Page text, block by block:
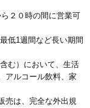
２０時の間に営業可
低1週間など長い期間
む）において、生活
アルコール飲料、家
売は、完全な外出規